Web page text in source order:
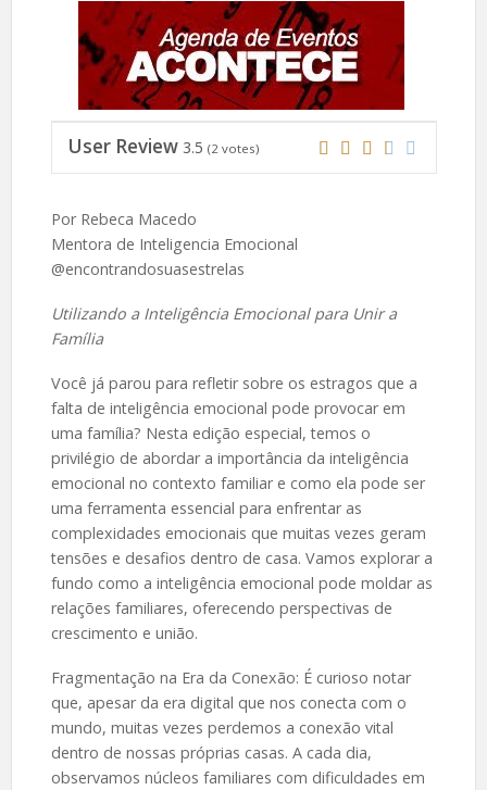
User Review 3.5 (2votes)
Por Rebeca Macedo
Mentora de Inteligencia Emocional
@encontrandosuasestrelas
Utilizando a Inteligência Emocional para Unir a
Família
Você já parou para refletir sobre os estragos que a
falta de inteligência emocional pode provocar em
uma família? Nesta edição especial, temos o
privilégio de abordar a importância da inteligência
emocional no contexto familiar e como ela pode ser
uma ferramenta essencial para enfrentar as
complexidades emocionais que muitas vezes geram
tensões e desafios dentro de casa. Vamos explorar a
fundo como a inteligência emocional pode moldar as
relações familiares, oferecendo perspectivas de
crescimento e união.
Fragmentação na Era da Conexão: É curioso notar
que, apesar da era digital que nos conecta com o
mundo, muitas vezes perdemos a conexão vital
dentro de nossas próprias casas. A cada dia,
observamos núcleos familiares com dificuldades em